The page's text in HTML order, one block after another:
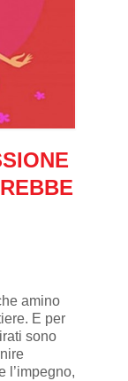
amino
E per
sono
l’impegno,